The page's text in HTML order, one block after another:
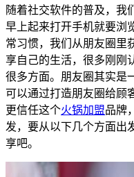
随着社交软件的普及，我
早上起来打开手机就要浏
常习惯，我们从朋友圈里
享自己的生活，很多刚刚
很多方面。朋友圈其实是
可以通过打造朋友圈给顾
更信任这个火锅加盟品牌
发，要从以下几个方面出
享吧。